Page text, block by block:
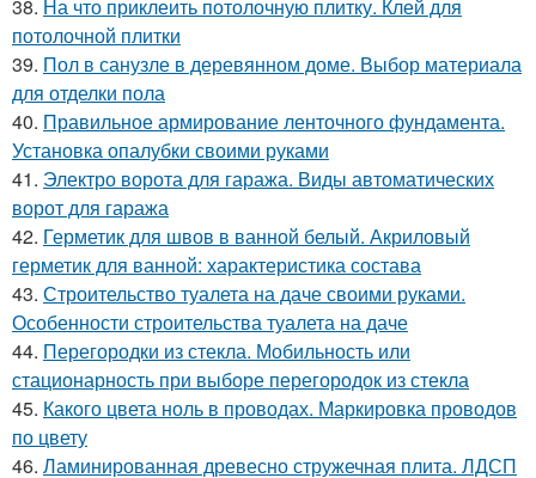
38. На что приклеить потолочную плитку. Клей для
потолочной плитки
39. Пол в санузле в деревянном доме. Выбор материала
для отделки пола
40. Правильное армирование ленточного фундамента.
Установка опалубки своими руками
41. Электро ворота для гаража. Виды автоматических
ворот для гаража
42. Герметик для швов в ванной белый. Акриловый
герметик для ванной: характеристика состава
43. Строительство туалета на даче своими руками.
Особенности строительства туалета на даче
44. Перегородки из стекла. Мобильность или
стационарность при выборе перегородок из стекла
45. Какого цвета ноль в проводах. Маркировка проводов
по цвету
46. Ламинированная древесно стружечная плита. ЛДСП